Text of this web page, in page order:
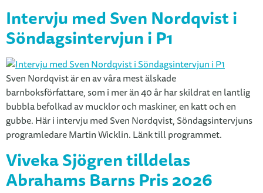
Intervju med Sven Nordqvist i
Söndagsintervjun i P1
Sven Nordqvist är en av våra mest älskade
barnboksförfattare, som i mer än 40 år har skildrat en lantlig
bubbla befolkad av mucklor och maskiner, en katt och en
gubbe. Här i intervju med Sven Nordqvist, Söndagsintervjuns
programledare Martin Wicklin. Länk till programmet.
Viveka Sjögren tilldelas
Abrahams Barns Pris 2026